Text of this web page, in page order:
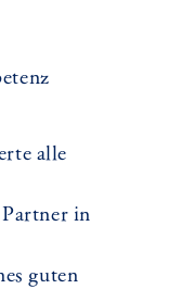
alle
in
guten